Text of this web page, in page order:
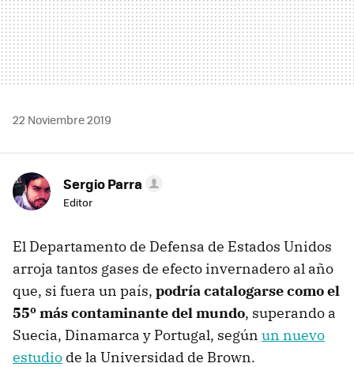
22 Noviembre 2019
Sergio Parra
Editor
El Departamento de Defensa de Estados Unidos
arroja tantos gases de efecto invernadero al año
que, si fuera un país, podría catalogarse como el
55º más contaminante del mundo, superando a
Suecia, Dinamarca y Portugal, según un nuevo
estudio de la Universidad de Brown.